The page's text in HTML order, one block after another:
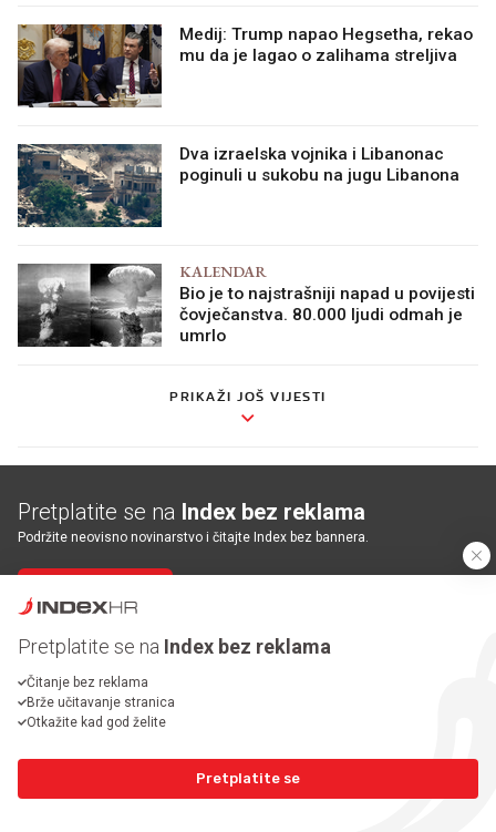
Medij: Trump napao Hegsetha, rekao
mu da je lagao o zalihama streljiva
Dva izraelska vojnika i Libanonac
poginuli u sukobu na jugu Libanona
KALENDAR
Bio je to najstrašniji napad u povijesti
čovječanstva. 80.000 ljudi odmah je
umrlo
PRIKAŽI JOŠ VIJESTI
Pretplatite se na Index bez reklama
Podržite neovisno novinarstvo i čitajte Index bez bannera.
NASLOVNICA
VIJESTI
Pretplatite se na Index bez reklama
Čitanje bez reklama
Brže učitavanje stranica
Otkažite kad god želite
Pretplatite se